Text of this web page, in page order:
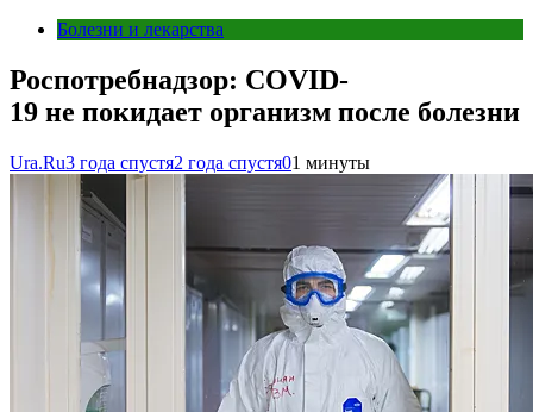
Болезни и лекарства
Роспотребнадзор: COVID-
19 не покидает организм после болезни
Ura.Ru3 года спустя2 года спустя01 минуты